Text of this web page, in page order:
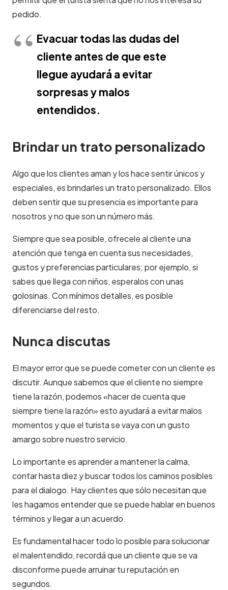
pedido.
Evacuar todas las dudas del
cliente antes de que este
llegue ayudará a evitar
sorpresas y malos
entendidos.
Brindar un trato personalizado
Algo que los clientes aman y los hace sentir únicos y
especiales, es brindarles un trato personalizado. Ellos
deben sentir que su presencia es importante para
nosotros y no que son un número más.
Siempre que sea posible, ofrecele al cliente una
atención que tenga en cuenta sus necesidades,
gustos y preferencias particulares; por ejemplo, si
sabes que llega con niños, esperalos con unas
golosinas. Con mínimos detalles, es posible
diferenciarse del resto.
Nunca discutas
El mayor error que se puede cometer con un cliente es
discutir. Aunque sabemos que el cliente no siempre
tiene la razón, podemos «hacer de cuenta que
siempre tiene la razón» esto ayudará a evitar malos
momentos y que el turista se vaya con un gusto
amargo sobre nuestro servicio.
Lo importante es aprender a mantener la calma,
contar hasta diez y buscar todos los caminos posibles
para el dialogo. Hay clientes que sólo necesitan que
les hagamos entender que se puede hablar en buenos
términos y llegar a un acuerdo.
Es fundamental hacer todo lo posible para solucionar
el malentendido, recordá que un cliente que se va
disconforme puede arruinar tu reputación en
segundos.